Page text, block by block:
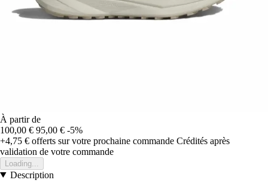
À partir de
100,00 € 95,00 € -5%
+4,75 € offerts sur votre prochaine commande Crédités après
validation de votre commande
Loading...
Description